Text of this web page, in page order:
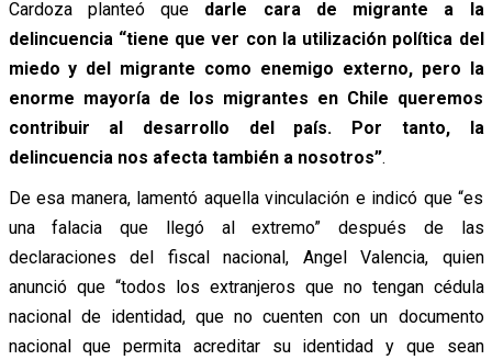
Cardoza planteó que darle cara de migrante a la
delincuencia “tiene que ver con la utilización política del
miedo y del migrante como enemigo externo, pero la
enorme mayoría de los migrantes en Chile queremos
contribuir al desarrollo del país. Por tanto, la
delincuencia nos afecta también a nosotros”.
De esa manera, lamentó aquella vinculación e indicó que “es
una falacia que llegó al extremo” después de las
declaraciones del fiscal nacional, Angel Valencia, quien
anunció que “todos los extranjeros que no tengan cédula
nacional de identidad, que no cuenten con un documento
nacional que permita acreditar su identidad y que sean